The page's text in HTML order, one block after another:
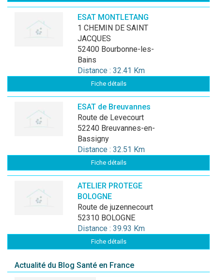
ESAT MONTLETANG
1 CHEMIN DE SAINT
JACQUES
52400 Bourbonne-les-
Bains
Distance : 32.41 Km
Fiche détails
ESAT de Breuvannes
Route de Levecourt
52240 Breuvannes-en-
Bassigny
Distance : 32.51 Km
Fiche détails
ATELIER PROTEGE
BOLOGNE
route de juzennecourt
52310 BOLOGNE
Distance : 39.93 Km
Fiche détails
Actualité du Blog Santé en France